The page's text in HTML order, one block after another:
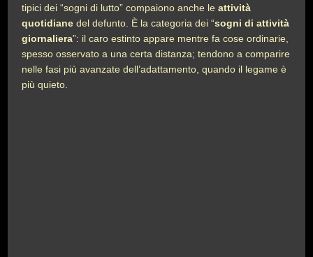
tipici dei “sogni di lutto” compaiono anche leattività
quotidiane del defunto. È la categoria dei “sogni di attività
giornaliera”: il caro estinto appare mentre fa cose ordinarie,
spesso osservato a una certa distanza; tendono a comparire
nelle fasi più avanzate dell’adattamento, quando il legame è
più quieto.